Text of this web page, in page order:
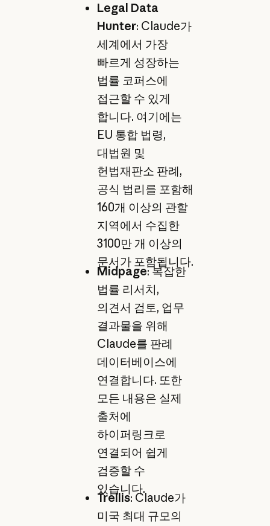
Legal Data
Hunter: Claude가
세계에서 가장
빠르게 성장하는
법률 코퍼스에
접근할 수 있게
합니다. 여기에는
EU 통합 법령,
대법원 및
헌법재판소 판례,
공식 법리를 포함해
160개 이상의 관할
지역에서 수집한
3100만 개 이상의
문서가 포함됩니다.
Midpage: 복잡한
법률 리서치,
의견서 검토, 업무
결과물을 위해
Claude를 판례
데이터베이스에
연결합니다. 또한
모든 내용은 실제
출처에
하이퍼링크로
연결되어 쉽게
검증할 수
있습니다.
Trellis: Claude가
미국 최대 규모의